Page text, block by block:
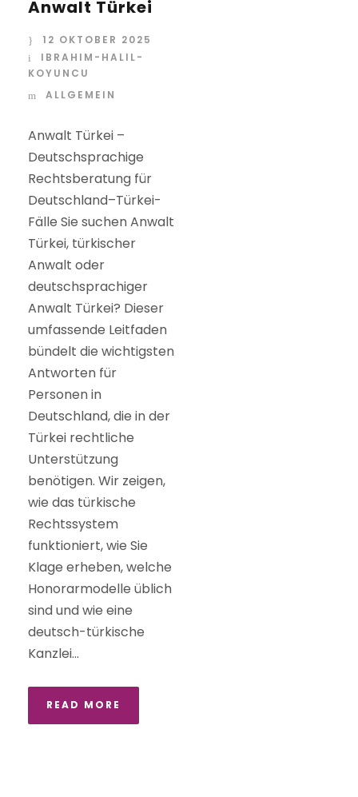
Anwalt Türkei
12 OKTOBER 2025
IBRAHIM-HALIL-
KOYUNCU
ALLGEMEIN
Anwalt Türkei –
Deutschsprachige
Rechtsberatung für
Deutschland–Türkei-
Fälle Sie suchen Anwalt
Türkei, türkischer
Anwalt oder
deutschsprachiger
Anwalt Türkei? Dieser
umfassende Leitfaden
bündelt die wichtigsten
Antworten für
Personen in
Deutschland, die in der
Türkei rechtliche
Unterstützung
benötigen. Wir zeigen,
wie das türkische
Rechtssystem
funktioniert, wie Sie
Klage erheben, welche
Honorarmodelle üblich
sind und wie eine
deutsch-türkische
Kanzlei...
READ MORE